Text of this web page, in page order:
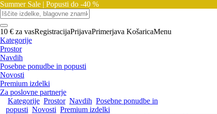
Summer Sale | Popusti do -40 %
10 € za vasRegistracijaPrijavaPrimerjava KošaricaMenu
Kategorije
Prostor
Navdih
Posebne ponudbe in popusti
Novosti
Premium izdelki
Za poslovne partnerje
Kategorije Prostor Navdih Posebne ponudbe in
popusti Novosti Premium izdelki